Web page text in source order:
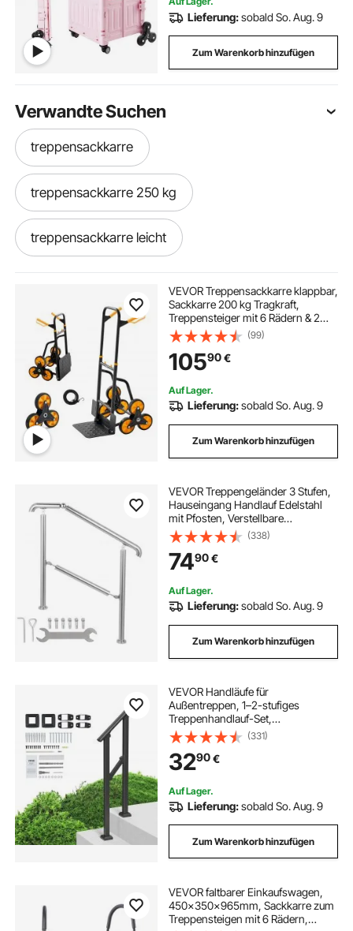
Lieferung:sobald So. Aug. 9
Zum Warenkorb hinzufügen
Verwandte Suchen
treppensackkarre
treppensackkarre 250 kg
treppensackkarre leicht
VEVOR Treppensackkarre klappbar,
Sackkarre 200 kg Tragkraft,
Treppensteiger mit 6 Rädern & 2
Spanngurten, Transportkarre,
Treppenkarre, Stapelkarre, ideal für
Haushalt, Einkauf & Lager
(99)
10590€
Auf Lager.
Lieferung:sobald So. Aug. 9
Zum Warenkorb hinzufügen
VEVOR Treppengeländer 3 Stufen,
Hauseingang Handlauf Edelstahl
mit Pfosten, Verstellbare
Eingangsgeländer Silber, Winkel
Einstellbare Treppengeländer
Außen und Innen, 1 bis 3 Stufiges
Geländer 1 m
(338)
7490€
Auf Lager.
Lieferung:sobald So. Aug. 9
Zum Warenkorb hinzufügen
VEVOR Handläufe für
Außentreppen, 1–2-stufiges
Treppenhandlauf-Set,
Übergangsgeländer aus
Karbonstahl mit Montagesatz,
Treppengeländer für Senioren,
Betonstufen & Veranda & Deck,
schwarzes Vierkantrohr
(331)
3290€
Auf Lager.
Lieferung:sobald So. Aug. 9
Zum Warenkorb hinzufügen
VEVOR faltbarer Einkaufswagen,
450x350x965mm, Sackkarre zum
Treppensteigen mit 6 Rädern,